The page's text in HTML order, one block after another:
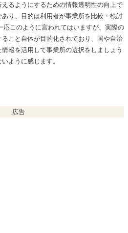
るようにするための情報透明性の向上で
り、目的は利用者が事業所を比較・検討
応このように言われてはいますが、実際の
こと自体が目的化されており、国や自治
報を活用して事業所の選択をしましょう
ように感じます。
広告